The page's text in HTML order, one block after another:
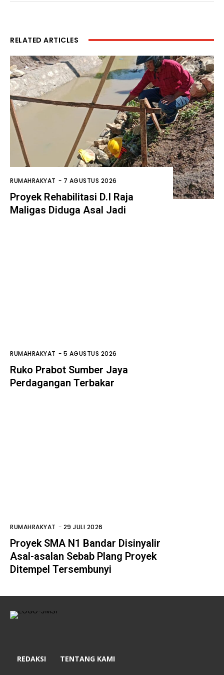
RELATED ARTICLES
RUMAHRAKYAT - 7 AGUSTUS 2026
Proyek Rehabilitasi D.I Raja
Maligas Diduga Asal Jadi
RUMAHRAKYAT - 5 AGUSTUS 2026
Ruko Prabot Sumber Jaya
Perdagangan Terbakar
RUMAHRAKYAT - 29 JULI 2026
Proyek SMA N1 Bandar Disinyalir
Asal-asalan Sebab Plang Proyek
Ditempel Tersembunyi
REDAKSI TENTANG KAMI